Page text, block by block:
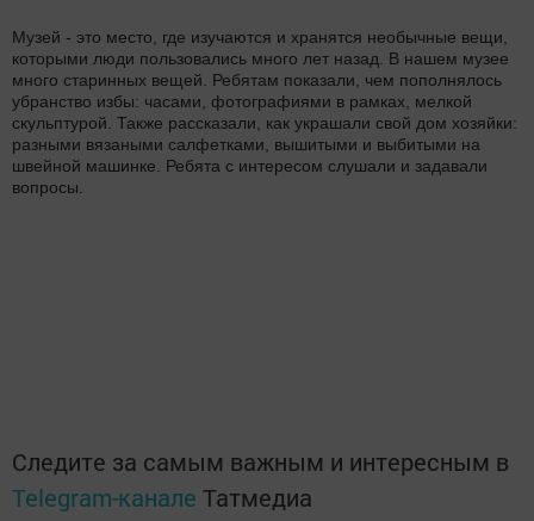
Музей - это место, где изучаются и хранятся необычные вещи,
которыми люди пользовались много лет назад. В нашем музее
много старинных вещей. Ребятам показали, чем пополнялось
убранство избы: часами, фотографиями в рамках, мелкой
скульптурой. Также рассказали, как украшали свой дом хозяйки:
разными вязаными салфетками, вышитыми и выбитыми на
швейной машинке. Ребята с интересом слушали и задавали
вопросы.
Следите за самым важным и интересным в
Telegram-канале Татмедиа